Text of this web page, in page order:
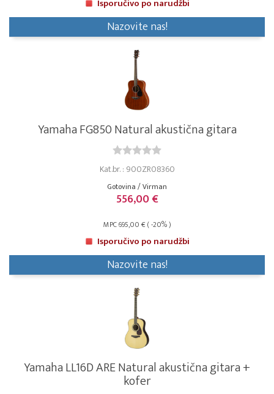
Isporučivo po narudžbi
Nazovite nas!
Yamaha FG850 Natural akustična gitara
Kat.br. : 900ZR08360
Gotovina / Virman
556,00 €
MPC 695,00 € ( -20% )
Isporučivo po narudžbi
Nazovite nas!
Yamaha LL16D ARE Natural akustična gitara +
kofer